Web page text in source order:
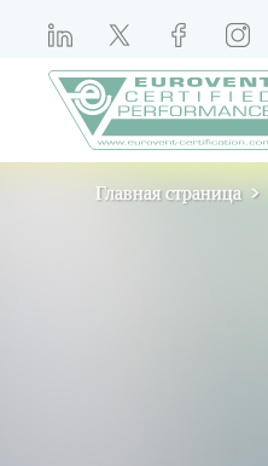
Главная страница